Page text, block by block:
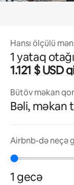
Hansı ölçülü
1 yataq otağı
1.121 $
Bütöv məkan
Bəli, məkan
Airbnb-də neçə
1 gecə